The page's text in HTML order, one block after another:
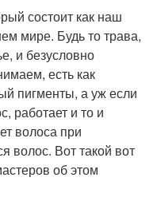
состоит как наш
мире. Будь то трава,
и безусловно
есть как
пигменты, а уж если
работает и то и
волоса при
волос. Вот такой вот
об этом